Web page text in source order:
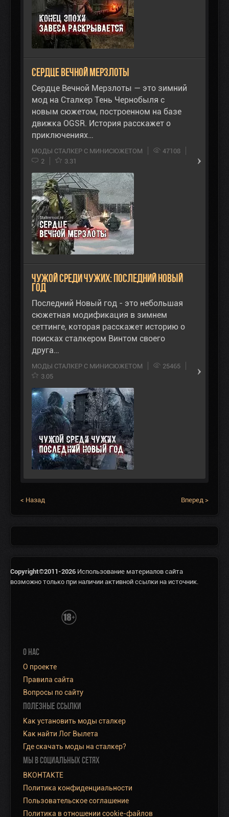
Сердце Вечной Мерзлоты
Сердце Вечной Мерзлоты — это зимний
мод на Сталкер Тень Чернобыля с
новым сюжетом, построенном на базе
движка OGSR. История расскажет о
приключениях…
МОДЫ СТАЛКЕР С МИНИСЮЖЕТОМ
47108
2
3.31
Чужой среди чужих: Последний Новый
год
Последний Новый год - это небольшая
сюжетная модификация в зимнем
сеттинге, которая расскажет историю о
поисках сталкером Винтом своего
друга…
МОДЫ СТАЛКЕР С МИНИСЮЖЕТОМ
25465
3.05
< Назад Вперед >
Copyright©2011-2026 Использование материалов сайта
возможно только при наличии активной ссылки на источник.
О НАС
О проекте
Правила сайта
Вопросы по сайту
ПОЛЕЗНЫЕ ССЫЛКИ
Как установить моды сталкер
Как найти Лог Вылета
Где скачать моды на сталкер?
МЫ В СОЦИАЛЬНЫХ СЕТЯХ
ВКОНТАКТЕ
Политика конфиденциальности
Пользовательское соглашение
Политика в отношении cookie-файлов